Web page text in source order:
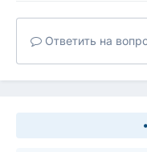
Ответить на